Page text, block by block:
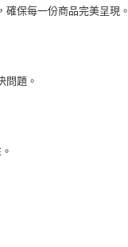
保每一份商品完美呈現。
問題。